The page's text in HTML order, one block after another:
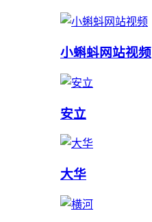
小蝌蚪网站视频
安立
大华